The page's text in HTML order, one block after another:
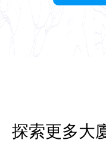
探索更多大